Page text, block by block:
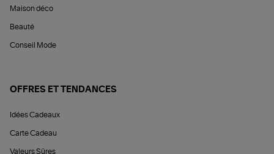
Maison déco
Beauté
Conseil Mode
OFFRES ET TENDANCES
Idées Cadeaux
Carte Cadeau
Valeurs Sûres